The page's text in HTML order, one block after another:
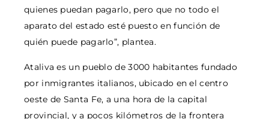
quienes puedan pagarlo, pero que no todo el
aparato del estado esté puesto en función de
quién puede pagarlo”, plantea.
Ataliva es un pueblo de 3000 habitantes fundado
por inmigrantes italianos, ubicado en el centro
oeste de Santa Fe, a una hora de la capital
provincial, y a pocos kilómetros de la frontera